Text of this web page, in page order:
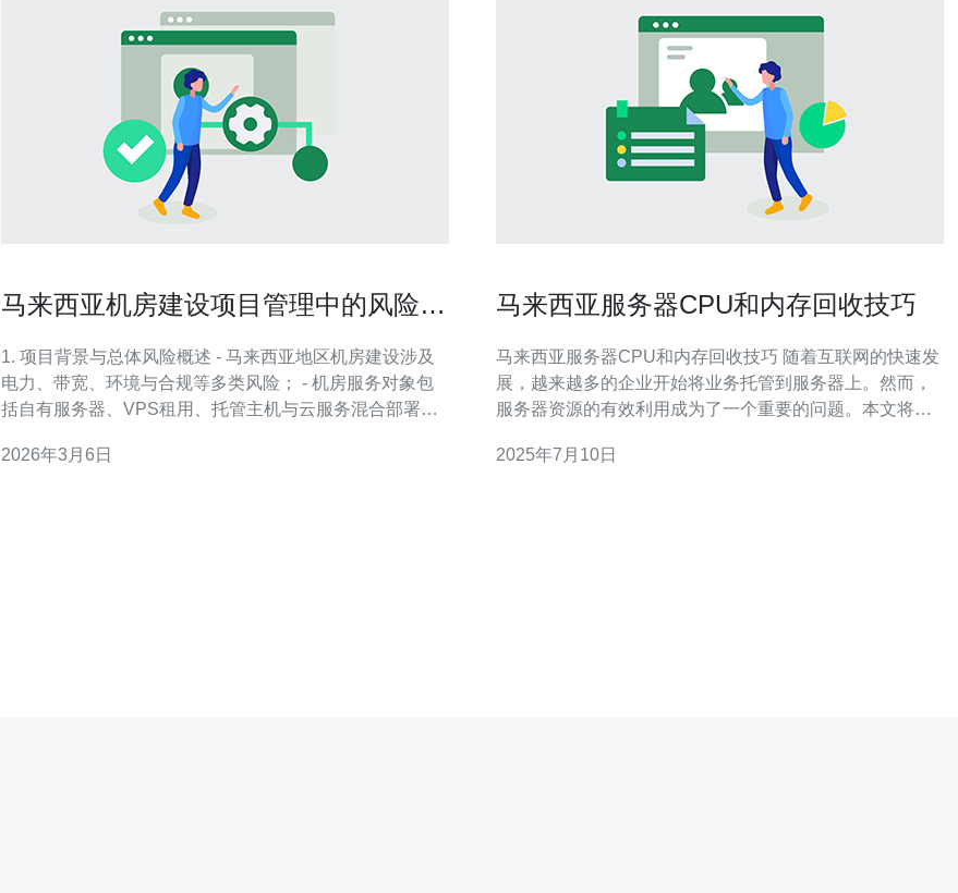
马来西亚机房建设项目管理中的风险识
1. 项目背景与总体风险概述 - 马来西亚地区机房建设涉及
电力、带宽、环境与合规等多类风险； - 机房服务对象包
括自有服务器、VPS租用、托管主机与云服务混合部署； -
DDoS攻击； - 业务高峰（如促销节日）会使流量增长
2026年3月6日
马来西亚服务器CPU和内存回收技巧
马来西亚服务器CPU和内存回收技巧 随着互联网的快速发
展，越来越多的企业开始将业务托管到服务器上。然而，
服务器资源的有效利用成为了一个重要的问题。本文将介
管理服务器资源。 1. 合理分配任务：将不同任务分配到不
2025年7月10日